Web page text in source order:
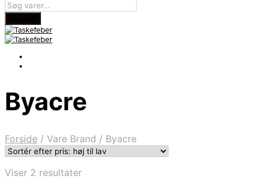
Byacre
Forside / Vare Brand / Byacre
Viser 2 resultaterSorteret